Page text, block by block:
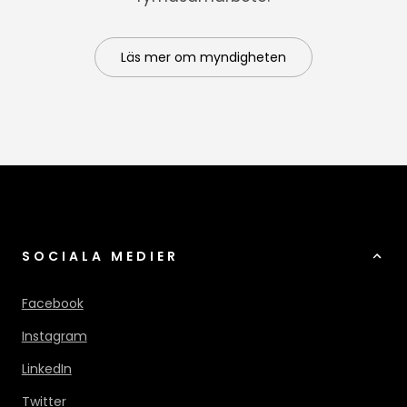
Läs mer om myndigheten
SOCIALA MEDIER
Facebook
Instagram
LinkedIn
Twitter